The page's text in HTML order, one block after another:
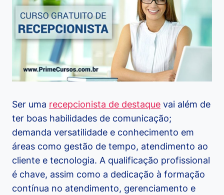
Ser uma recepcionista de destaque vai além de
ter boas habilidades de comunicação;
demanda versatilidade e conhecimento em
áreas como gestão de tempo, atendimento ao
cliente e tecnologia. A qualificação profissional
é chave, assim como a dedicação à formação
contínua no atendimento, gerenciamento e